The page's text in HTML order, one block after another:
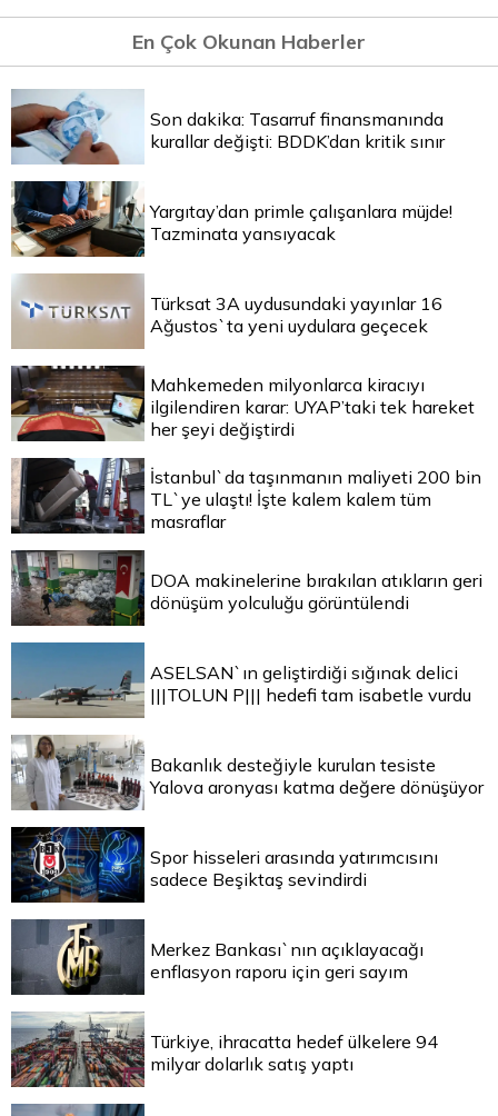
En Çok Okunan Haberler
Son dakika: Tasarruf finansmanında
kurallar değişti: BDDK’dan kritik sınır
Yargıtay’dan primle çalışanlara müjde!
Tazminata yansıyacak
Türksat 3A uydusundaki yayınlar 16
Ağustos`ta yeni uydulara geçecek
Mahkemeden milyonlarca kiracıyı
ilgilendiren karar: UYAP’taki tek hareket
her şeyi değiştirdi
İstanbul`da taşınmanın maliyeti 200 bin
TL`ye ulaştı! İşte kalem kalem tüm
masraflar
DOA makinelerine bırakılan atıkların geri
dönüşüm yolculuğu görüntülendi
ASELSAN`ın geliştirdiği sığınak delici
|||TOLUN P||| hedefi tam isabetle vurdu
Bakanlık desteğiyle kurulan tesiste
Yalova aronyası katma değere dönüşüyor
Spor hisseleri arasında yatırımcısını
sadece Beşiktaş sevindirdi
Merkez Bankası`nın açıklayacağı
enflasyon raporu için geri sayım
Türkiye, ihracatta hedef ülkelere 94
milyar dolarlık satış yaptı